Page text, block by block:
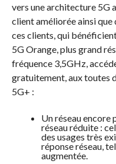
vers une architecture 5G
client améliorée ainsi que
ces clients, qui
5G Orange, plus grand
fréquence 3,5GHz,
gratuitement, aux toutes
5G+ :
Un réseau encore
réseau réduite :
des usages très
réponse réseau,
augmentée.